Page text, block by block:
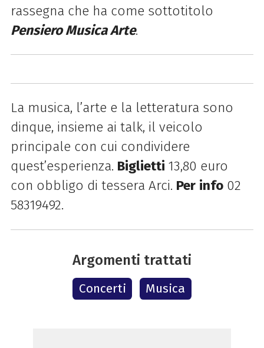
rassegna che ha come sottotitolo
Pensiero Musica Arte.
La musica, l’arte e la letteratura sono
dinque, insieme ai talk, il veicolo
principale con cui condividere
quest’esperienza. Biglietti 13,80 euro
con obbligo di tessera Arci. Per info02
58319492.
Argomenti trattati
Concerti Musica